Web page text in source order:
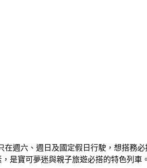
在週六、週日及國定假日行駛，想搭務
是寶可夢迷與親子旅遊必搭的特色列車。